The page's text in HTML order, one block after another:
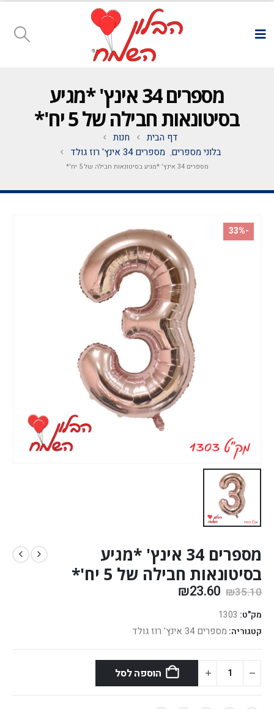
מספרים 34 אינץ' *מגיע
בסיטונאות חבילה של 5 יח'*
דף הבית
חנות
בלוני מספרים, מספרים 34 אינץ' רוז גולד
מספרים 34 אינץ' *מגיע בסיטונאות חבילה של 5 יח'*
-33%
מספרים 34 אינץ' *מגיע
בסיטונאות חבילה של 5 יח'*
₪35.10
₪23.60
מק"ט: 1303
קטגוריה: מספרים 34 אינץ' רוז גולד
הוספה לסל